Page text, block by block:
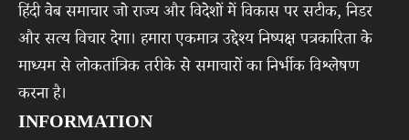
हिंदी वेब समाचार जो राज्य और विदेशों में विकास पर सटीक, निडर
और सत्य विचार देगा। हमारा एकमात्र उद्देश्य निष्पक्ष पत्रकारिता के
माध्यम से लोकतांत्रिक तरीके से समाचारों का निर्भीक विश्लेषण
करना है।
INFORMATION